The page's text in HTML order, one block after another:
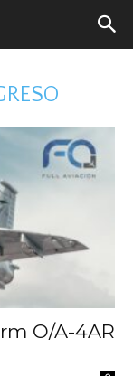
O/A-4AR